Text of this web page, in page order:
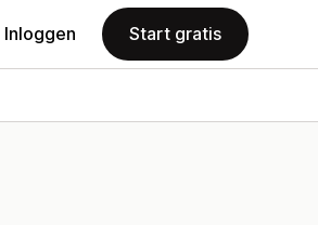
Inloggen Start gratis